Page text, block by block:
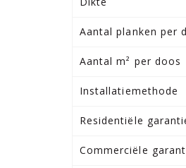
Aantal planken per
Aantal m² per doos
Installatiemethode
Residentiële
Commerciële